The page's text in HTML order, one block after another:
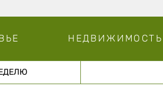
НЕДВИЖИМОСТЬ